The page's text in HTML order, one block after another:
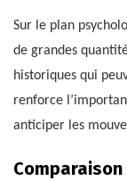
Sur le plan
de grandes
historiques qui
renforce
anticiper les